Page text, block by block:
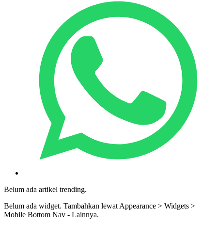
Belum ada artikel trending.
Belum ada widget. Tambahkan lewat Appearance > Widgets >
Mobile Bottom Nav - Lainnya.